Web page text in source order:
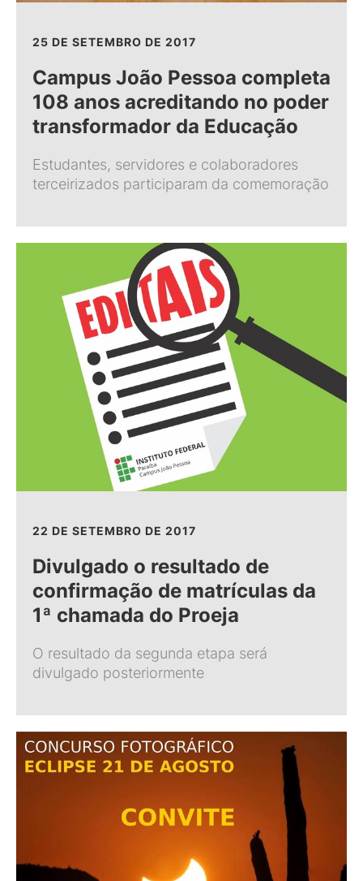
25 DE SETEMBRO DE 2017
Campus João Pessoa completa
108 anos acreditando no poder
transformador da Educação
Estudantes, servidores e colaboradores
terceirizados participaram da comemoração
22 DE SETEMBRO DE 2017
Divulgado o resultado de
confirmação de matrículas da
1ª chamada do Proeja
O resultado da segunda etapa será
divulgado posteriormente